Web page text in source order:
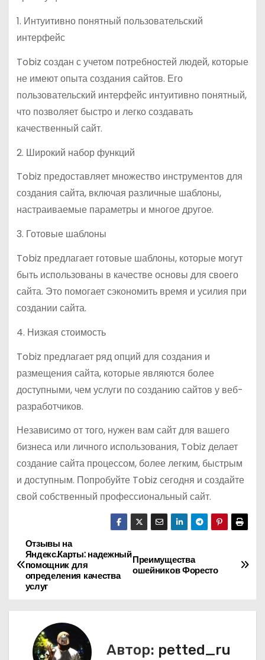
1. Интуитивно понятный пользовательский
интерфейс
Tobiz создан с учетом потребностей людей, которые
не имеют опыта создания сайтов. Его
пользовательский интерфейс интуитивно понятный,
что позволяет быстро и легко создавать
качественный сайт.
2. Широкий набор функций
Tobiz предоставляет множество инструментов для
создания сайта, включая различные шаблоны,
настраиваемые параметры и многое другое.
3. Готовые шаблоны
Tobiz предлагает готовые шаблоны, которые могут
быть использованы в качестве основы для своего
сайта. Это помогает сэкономить время и усилия при
создании сайта.
4. Низкая стоимость
Tobiz предлагает ряд опций для создания и
размещения сайта, которые являются более
доступными, чем услуги по созданию сайтов у веб-
разработчиков.
Независимо от того, нужен вам сайт для вашего
бизнеса или личного использования, Tobiz делает
создание сайта процессом, более легким, быстрым
и доступным. Попробуйте Tobiz сегодня и создайте
свой собственный профессиональный сайт.
Н
а
Преимущества
ошейников Форесто
Отзывы на
Яндекс.Карты: надежный
помощник для
определения качества
услуг
Автор: petted_ru